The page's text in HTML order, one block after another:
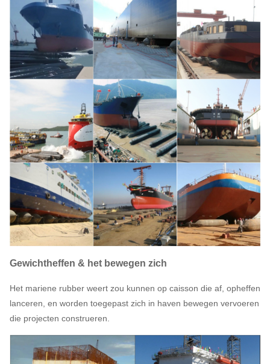
Gewichtheffen & het bewegen zich
Het mariene rubber weert zou kunnen op caisson die af, opheffen
lanceren, en worden toegepast zich in haven bewegen vervoeren
die projecten construeren.